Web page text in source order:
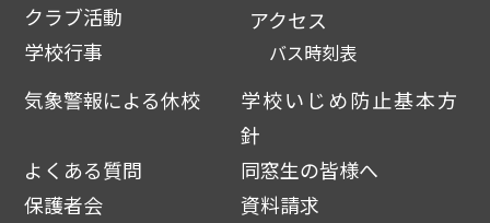
クラブ活動
学校行事
アクセス
バス時刻表
気象警報による休校
学校いじめ防止基本方
針
よくある質問
同窓生の皆様へ
保護者会
資料請求